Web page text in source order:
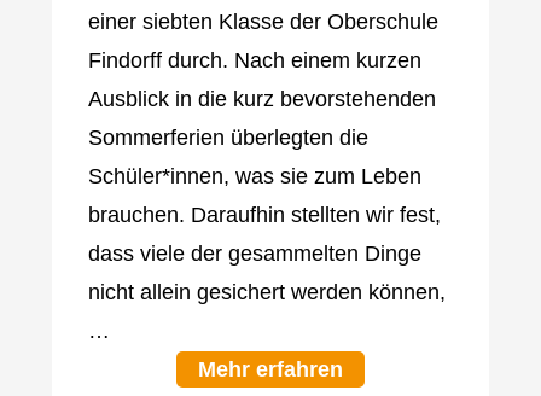
einer siebten Klasse der Oberschule
Findorff durch. Nach einem kurzen
Ausblick in die kurz bevorstehenden
Sommerferien überlegten die
Schüler*innen, was sie zum Leben
brauchen. Daraufhin stellten wir fest,
dass viele der gesammelten Dinge
nicht allein gesichert werden können,
…
Mehr erfahren